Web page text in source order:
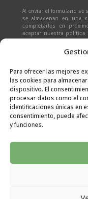
Para ofrecer las mejores
las cookies para
dispositivo. El
procesar datos como el
identificaciones únicas en
consentimiento, puede
y funciones.
Al enviar el formulario
se almacenan en una
completarlos en
aceptar nuestra política
Ivan Zabalza |
Legitimación: Tu
(datos
y olvido de tus datos.